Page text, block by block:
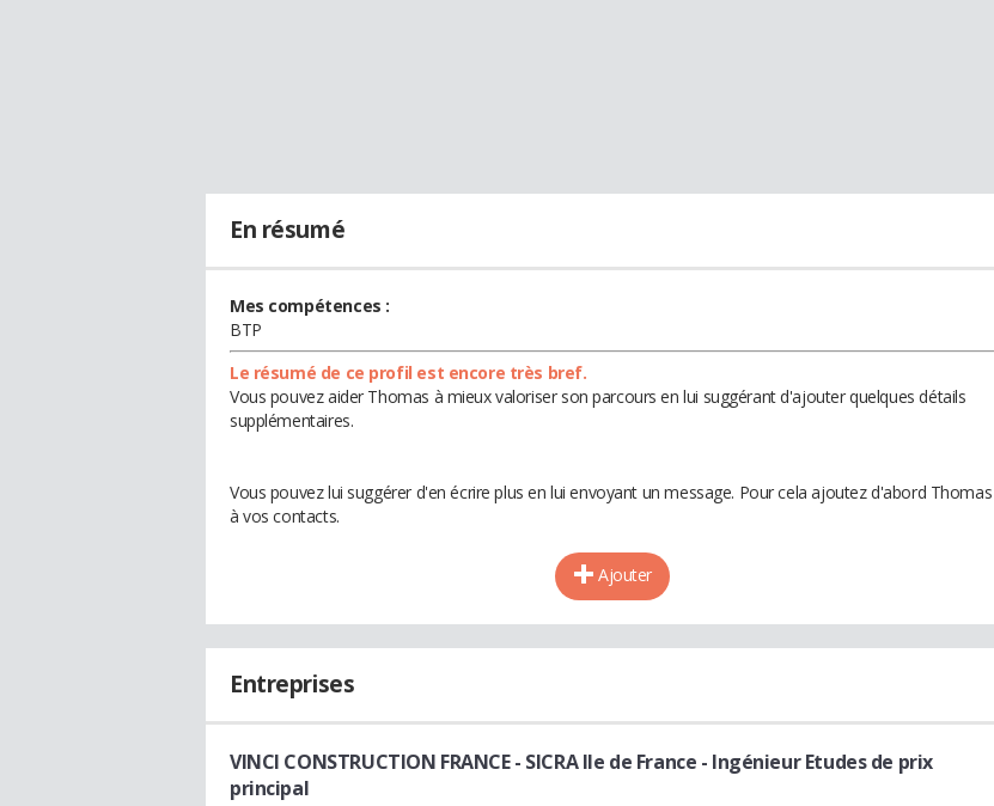
En résumé
Mes compétences :
BTP
Le résumé de ce profil est encore très bref.
Vous pouvez aider Thomas à mieux valoriser son parcours en lui suggérant d'ajouter quelques détails
supplémentaires.
Vous pouvez lui suggérer d'en écrire plus en lui envoyant un message. Pour cela ajoutez d'abord Thomas
à vos contacts.
Ajouter
Entreprises
VINCI CONSTRUCTION FRANCE - SICRA Ile de France - Ingénieur Etudes de prix
principal